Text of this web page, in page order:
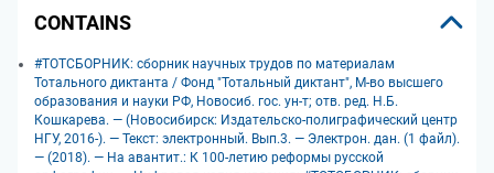
CONTAINS
#ТОТСБОРНИК: сборник научных трудов по материалам
Тотального диктанта / Фонд "Тотальный диктант", М-во высшего
образования и науки РФ, Новосиб. гос. ун-т; отв. ред. Н.Б.
Кошкарева. — (Новосибирск: Издательско-полиграфический центр
НГУ, 2016-). — Текст: электронный. Вып.3. — Электрон. дан. (1 файл).
— (2018). — На авантит.: К 100-летию реформы русской